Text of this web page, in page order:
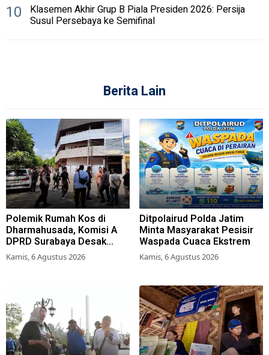
10 Klasemen Akhir Grup B Piala Presiden 2026: Persija
Susul Persebaya ke Semifinal
Berita Lain
Polemik Rumah Kos di
Dharmahusada, Komisi A
DPRD Surabaya Desak
Pemkot Terbitkan Perwali
Perda Hunian Layak
Kamis, 6 Agustus 2026
Ditpolairud Polda Jatim
Minta Masyarakat Pesisir
Waspada Cuaca Ekstrem
Kamis, 6 Agustus 2026